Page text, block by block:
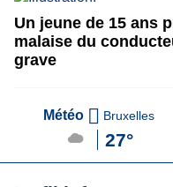
Un jeune de 15 ans
malaise du
grave
Météo Bruxelles
27°